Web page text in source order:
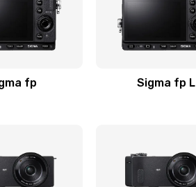
fp Sigma fp L